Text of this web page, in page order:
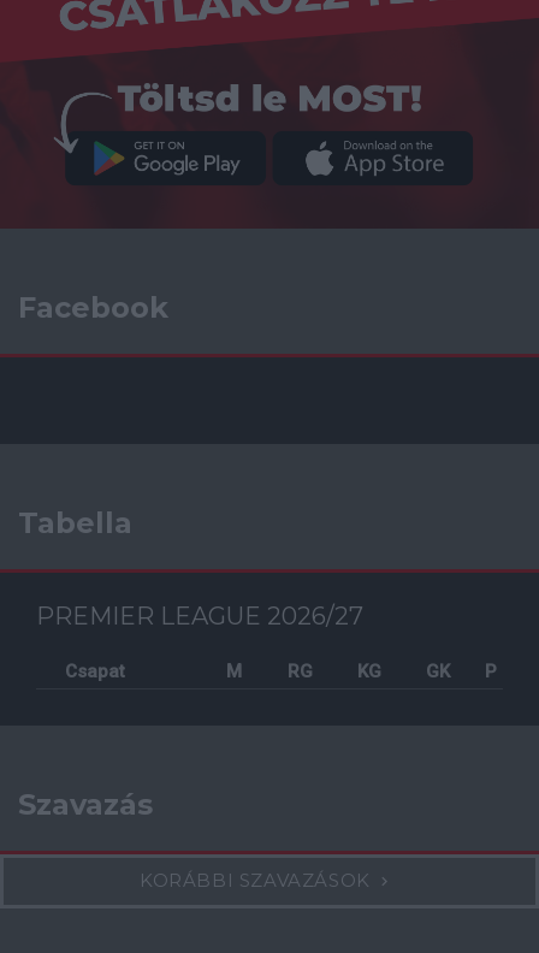
Facebook
Tabella
PREMIER LEAGUE 2026/27
Csapat M RG KG GK P
Szavazás
KORÁBBI SZAVAZÁSOK